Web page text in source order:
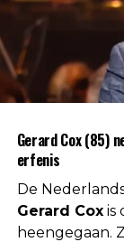
Gerard Cox (85)
erfenis
De
Gerard Coxis
heengegaan.